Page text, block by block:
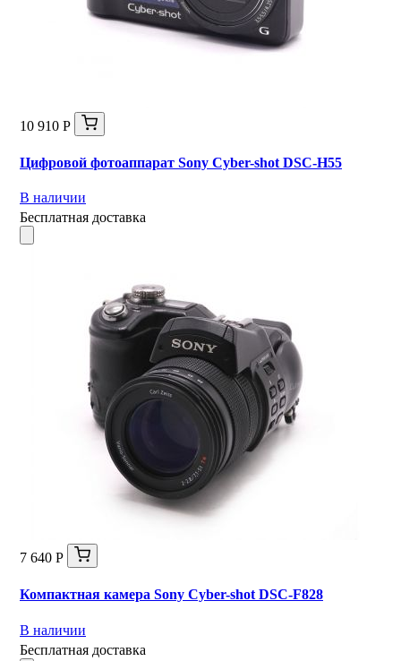
10 910 Р
Цифровой фотоаппарат Sony Cyber-shot DSC-H55
В наличии
Бесплатная доставка
7 640 Р
Компактная камера Sony Cyber-shot DSC-F828
В наличии
Бесплатная доставка